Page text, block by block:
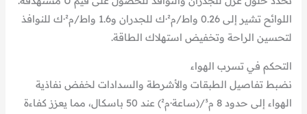
اللوائح تشير إلى 0.26 واط/م²·ك للجدران و1.6 واط/م²·ك للنوافذ
لتحسين الراحة وتخفيض استهلاك الطاقة.
التحكم في تسرب الهواء
نضبط تفاصيل الطبقات والأشرطة والسدادات لخفض نفاذية
الهواء إلى حدود 8 م³/(ساعة·م²) عند 50 باسكال، مما يعزز كفاءة